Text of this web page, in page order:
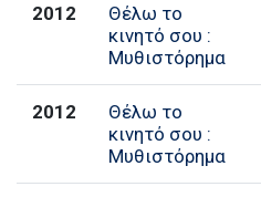
2012
Θέλω το
κινητό σου :
Μυθιστόρημα
2012
Θέλω το
κινητό σου :
Μυθιστόρημα